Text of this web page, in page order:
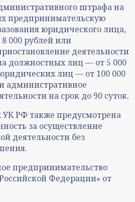
штрафа на
предпринимательскую
юридического лица,
000 рублей или
деятельности
должностных лиц — от 5 000
лиц — от 100 000
административное
на срок до 90 суток.
УК РФ также предусмотрена
за осуществление
деятельности без
предпринимательство
Федерации» от